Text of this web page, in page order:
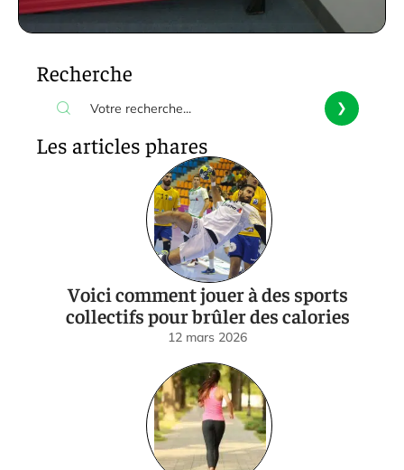
Recherche
Les articles phares
Voici comment jouer à des sports
collectifs pour brûler des calories
12 mars 2026